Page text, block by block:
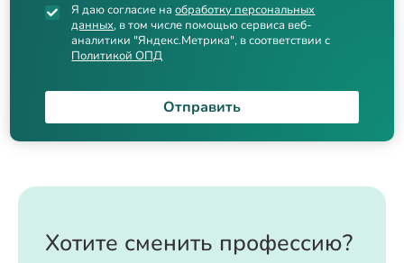
Я даю согласие наобработку персональных
данных, в том числе помощью сервиса веб-
аналитики "Яндекс.Метрика", в соответствии с
Политикой ОПД
Отправить
Хотите сменить профессию?